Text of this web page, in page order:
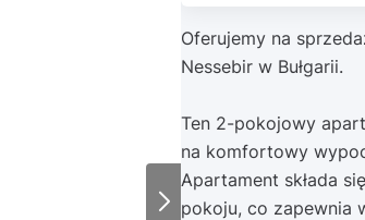
Oferujemy na
Nessebir w Bułgarii.
Ten 2-pokojowy
na komfortowy
Apartament składa
pokoju, co zapewnia